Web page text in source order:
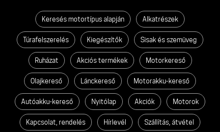
Keresés motortípus alapján Alkatrészek
Túrafelszerelés Kiegészítők Sisak és szemüveg
Ruházat Akciós termékek Motorkereső
Olajkereső Lánckereső Motorakku-kereső
Autóakku-kereső Nyitólap Akciók Motorok
Kapcsolat, rendelés Hírlevél Szállítás, átvétel